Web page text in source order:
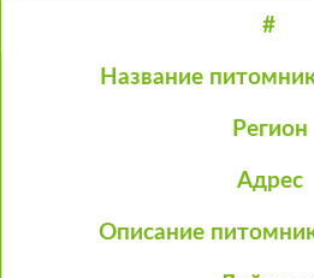
#
Название
Регион
Адрес
Описание